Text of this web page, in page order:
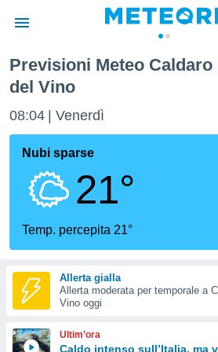
di
per
di
Web
le
Previsioni Meteo
del Vino
08:04 Venerdì
Nubi sparse
21°
Temp. percepita 21°
Allerta gialla
Allerta moderata per temporale a
Vino oggi
Ultim’ora
Caldo intenso sull’Italia, ma